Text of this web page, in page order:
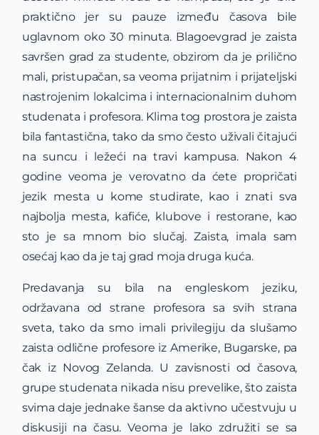
praktično jer su pauze između časova bile
uglavnom oko 30 minuta. Blagoevgrad je zaista
savršen grad za studente, obzirom da je prilično
mali, pristupačan, sa veoma prijatnim i prijateljski
nastrojenim lokalcima i internacionalnim duhom
studenata i profesora. Klima tog prostora je zaista
bila fantastična, tako da smo često uživali čitajući
na suncu i ležeći na travi kampusa. Nakon 4
godine veoma je verovatno da ćete propričati
jezik mesta u kome studirate, kao i znati sva
najbolja mesta, kafiće, klubove i restorane, kao
sto je sa mnom bio slučaj. Zaista, imala sam
osećaj kao da je taj grad moja druga kuća.
Predavanja su bila na engleskom jeziku,
održavana od strane profesora sa svih strana
sveta, tako da smo imali privilegiju da slušamo
zaista odlične profesore iz Amerike, Bugarske, pa
čak iz Novog Zelanda. U zavisnosti od časova,
grupe studenata nikada nisu prevelike, što zaista
svima daje jednake šanse da aktivno učestvuju u
diskusiji na času. Veoma je lako združiti se sa